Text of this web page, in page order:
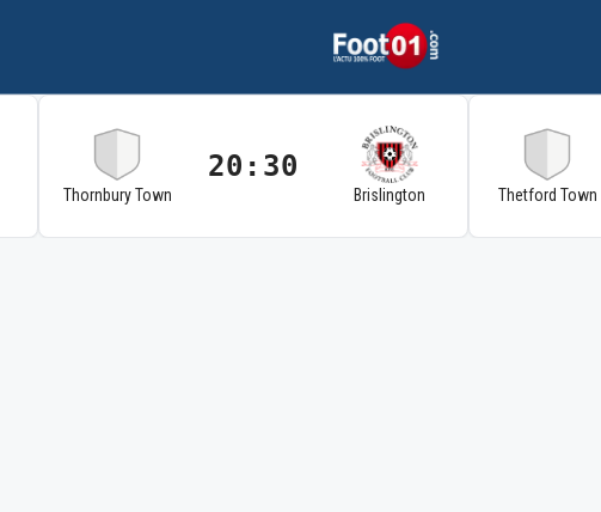
Thornbury Town
20:30
Brislington Thetford Town